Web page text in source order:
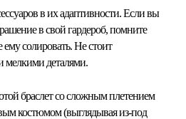
в их адаптивности. Если вы
в свой гардероб, помните
ему солировать. Не стоит
мелкими деталями.
браслет со сложным плетением
костюмом (выглядывая из-под